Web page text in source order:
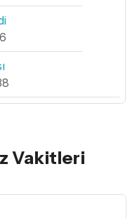
Vakitleri